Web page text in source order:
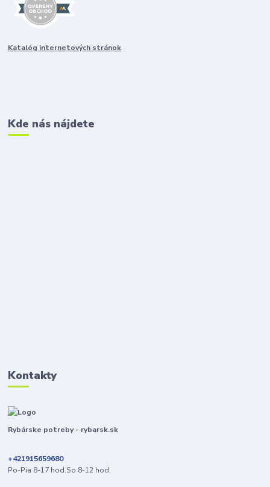
Katalóg internetových stránok
Kde nás nájdete
Kontakty
Rybárske potreby - rybarsk.sk
+421915659680
Po-Pia 8-17 hod.So 8-12 hod.